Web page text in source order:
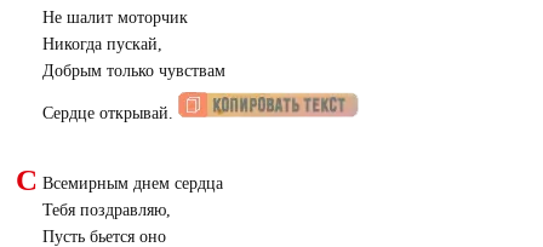
Не шалит моторчик
Никогда пускай,
Добрым только чувствам
Сердце открывай.
С Всемирным днем сердца
Тебя поздравляю,
Пусть бьется оно